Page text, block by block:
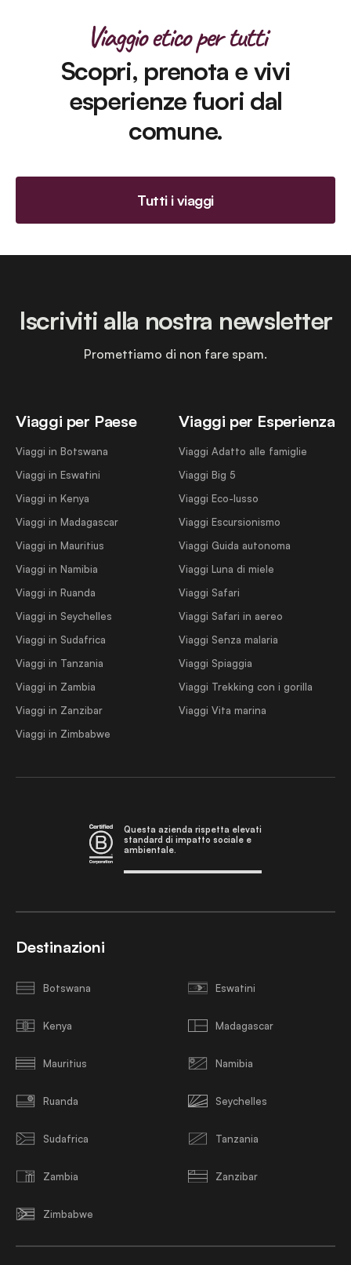
Viaggio etico per tutti
Scopri, prenota e vivi
esperienze fuori dal
comune.
Tutti i viaggi
Viaggi per Paese
Viaggi in Botswana
Viaggi in Eswatini
Viaggi in Kenya
Viaggi in Madagascar
Viaggi in Mauritius
Viaggi in Namibia
Viaggi in Ruanda
Viaggi in Seychelles
Viaggi in Sudafrica
Viaggi in Tanzania
Viaggi in Zambia
Viaggi in Zanzibar
Viaggi in Zimbabwe
Viaggi per Esperienza
Viaggi Adatto alle famiglie
Viaggi Big 5
Viaggi Eco-lusso
Viaggi Escursionismo
Viaggi Guida autonoma
Viaggi Luna di miele
Viaggi Safari
Viaggi Safari in aereo
Viaggi Senza malaria
Viaggi Spiaggia
Viaggi Trekking con i gorilla
Viaggi Vita marina
Iscriviti alla nostra newsletter
Promettiamo di non fare spam.
Questa azienda rispetta elevati
standard di impatto sociale e
ambientale.
Destinazioni
Botswana Eswatini
Kenya Madagascar
Mauritius Namibia
Ruanda Seychelles
Sudafrica Tanzania
Zambia Zanzibar
Zimbabwe